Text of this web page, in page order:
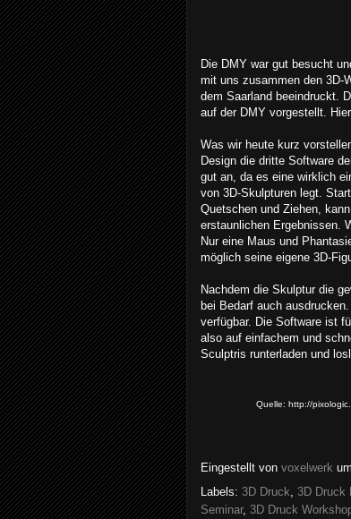
Die DMY war gut besucht
mit uns zusammen den 3D-
dem Saarland beeindruckt.
auf der DMY vorgestellt.
Was wir heute kurz
Design die dritte Software
gut an, da es eine wirklich
von 3D-Skulpturen legt.
Quetschen und Ziehen,
erstaunlichen Ergebnissen.
Nur eine Maus und
möglich seine eigene 3D-
Nachdem die Skulptur die
bei Bedarf auch
verfügbar. Die Software ist
also auf einfachem und
Sculptris runterladen und
Quelle: http://
Eingestellt von voxelwerk um
Labels: 3D Druck 3D Druck
Seminar, 3D Druck